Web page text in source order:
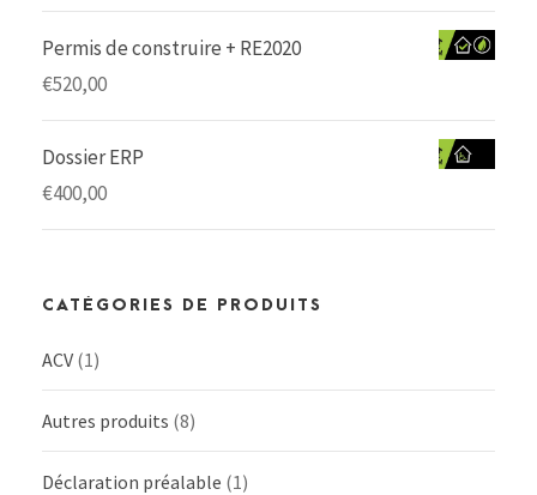
Permis de construire + RE2020
€520,00
Dossier ERP
€400,00
CATÉGORIES DE PRODUITS
ACV (1)
Autres produits (8)
Déclaration préalable (1)